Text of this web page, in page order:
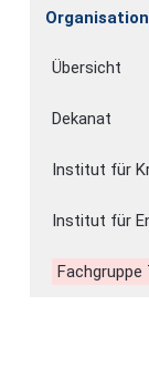
Organisation
Übersicht
Dekanat
Institut für
Institut für
Fachgruppe